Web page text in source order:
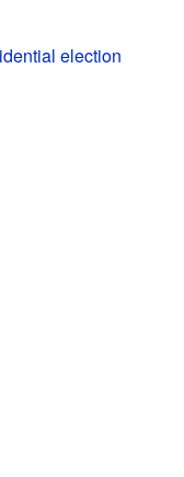
election